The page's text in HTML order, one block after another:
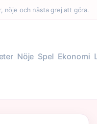
nöje och nästa grej att göra.
Nöje Spel Ekonomi